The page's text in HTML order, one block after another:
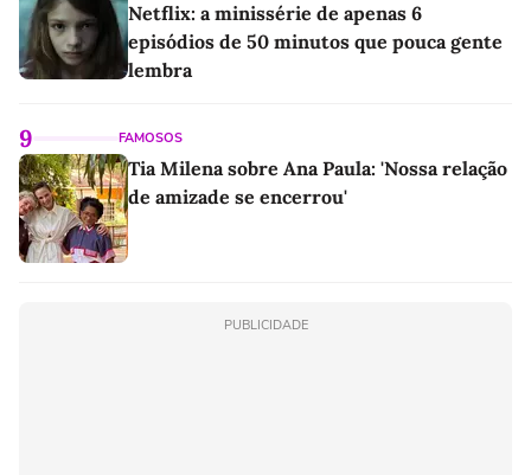
Netflix: a minissérie de apenas 6
episódios de 50 minutos que pouca gente
lembra
9 FAMOSOS
Tia Milena sobre Ana Paula: 'Nossa relação
de amizade se encerrou'
PUBLICIDADE